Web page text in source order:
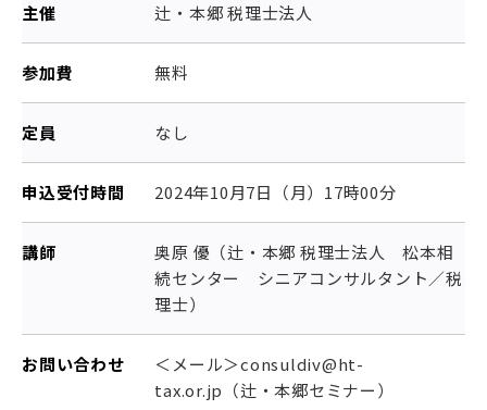
主催 辻・本郷 税理士法人
参加費 無料
定員 なし
申込受付時間 2024年10月7日（月）17時00分
講師
奥原 優（辻・本郷 税理士法人 松本相
続センター シニアコンサルタント／税
理士）
お問い合わせ
＜メール＞consuldiv@ht-
tax.or.jp（辻・本郷セミナー）